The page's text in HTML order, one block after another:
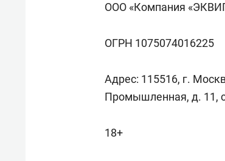
ООО «Компания
ОГРН 1075074016225
Адрес: 115516, г.
Промышленная, д. 11,
18+